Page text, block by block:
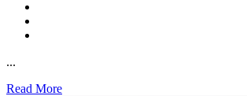
...
Read More